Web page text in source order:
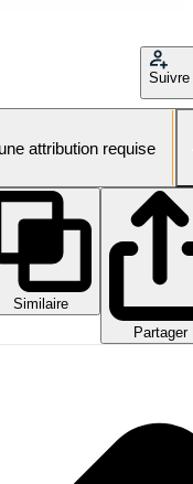
Suivre
attribution requise
Similaire
Partager